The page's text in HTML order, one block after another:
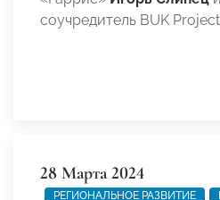
соучредитель BUK Project
28 Марта 2024
РЕГИОНАЛЬНОЕ РАЗВИТИЕ